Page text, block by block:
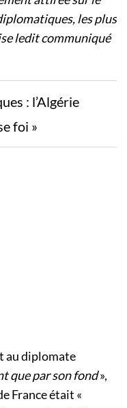
les plus
ledit communiqué
: l’Algérie
foi »
au diplomate
que par son fond»,
France était «